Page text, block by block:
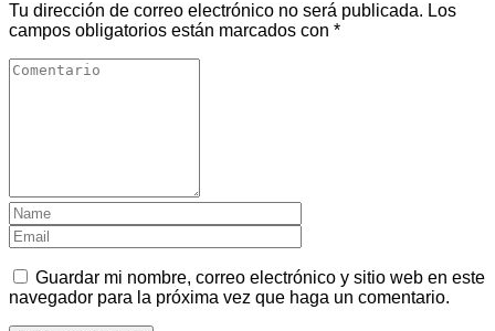
Tu dirección de correo electrónico no será publicada. Los
campos obligatorios están marcados con *
Guardar mi nombre, correo electrónico y sitio web en este
navegador para la próxima vez que haga un comentario.